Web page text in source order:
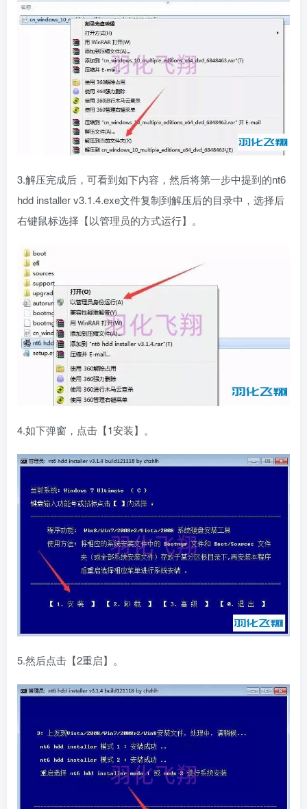
3.解压完成后，可看到如下内容，然后将第一步中提到的nt6
hdd installer v3.1.4.exe文件复制到解压后的目录中，选择后
右键鼠标选择【以管理员的方式运行】。
4.如下弹窗，点击【1安装】。
5.然后点击【2重启】。